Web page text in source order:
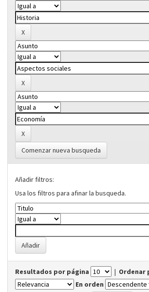
Comenzar nueva busqueda
Añadir filtros:
Usa los filtros para afinar la busqueda.
Resultados por página | Ordenar
En orden